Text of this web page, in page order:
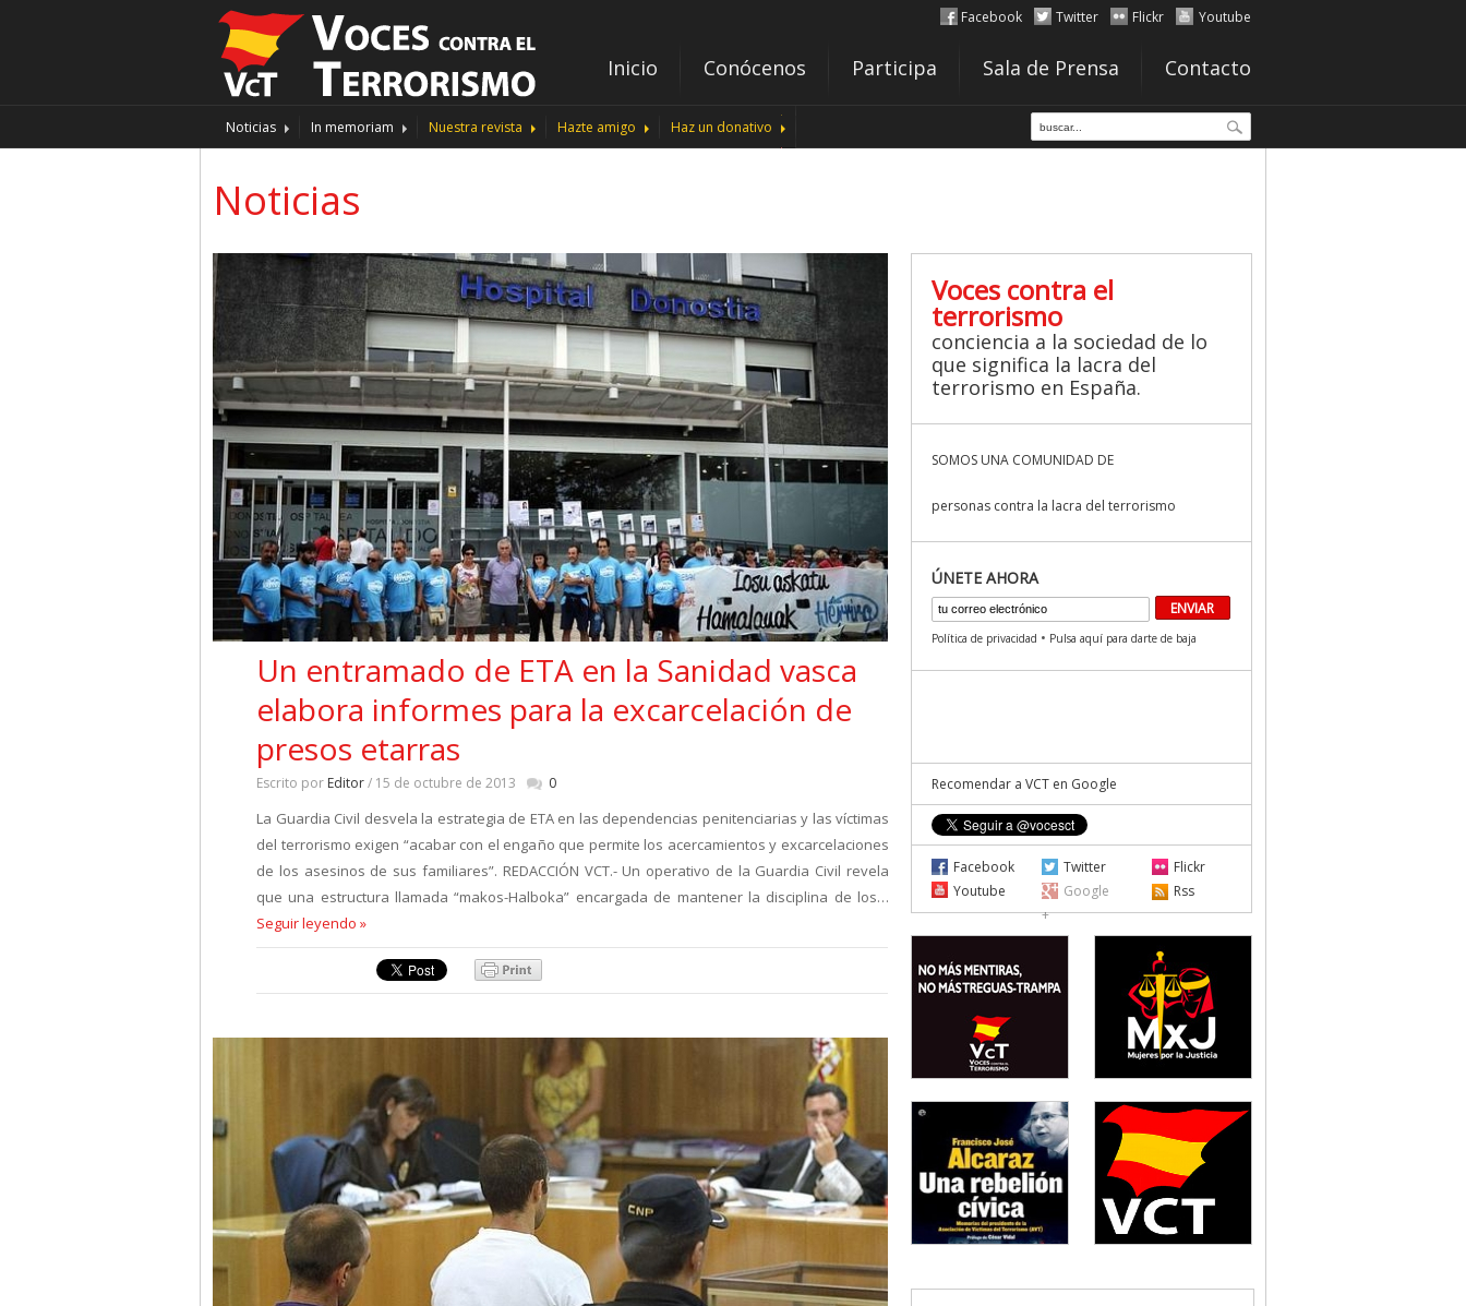
Facebook Twitter Flickr Youtube
Inicio Conócenos Participa Sala de Prensa Contacto
Noticias In memoriam Nuestra revista Hazte amigo Haz un donativo
Noticias
Un entramado de ETA en la Sanidad vasca
elabora informes para la excarcelación de
presos etarras
Escrito por Editor/ 15 de octubre de 2013 0
La Guardia Civil desvela la estrategia de ETA en las dependencias penitenciarias y las víctimas
del terrorismo exigen “acabar con el engaño que permite los acercamientos y excarcelaciones
de los asesinos de sus familiares”. REDACCIÓN VCT.- Un operativo de la Guardia Civil revela
que una estructura llamada “makos-Halboka” encargada de mantener la disciplina de los…
Seguir leyendo »
Voces contra el
terrorismo
conciencia a la sociedad de lo
que significa la lacra del
terrorismo en España.
SOMOS UNA COMUNIDAD DE
personas contra la lacra del terrorismo
ÚNETE AHORA
Política de privacidad • Pulsa aquí para darte de baja
Recomendar a VCT en Google
Facebook Twitter
Flickr
Youtube
Google
+
Rss